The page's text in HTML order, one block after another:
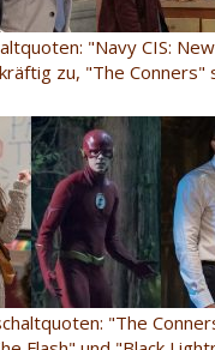
"Navy CIS:
zu, "The Conners"
"The